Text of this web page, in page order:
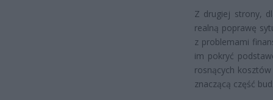
Z drugiej strony,
realną poprawę
z problemami
im pokryć
rosnących
znaczącą część